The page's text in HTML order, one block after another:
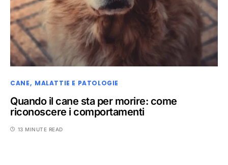
CANE MALATTIE E PATOLOGIE
Quando il cane sta per morire: come
riconoscere i comportamenti
13 MINUTE READ